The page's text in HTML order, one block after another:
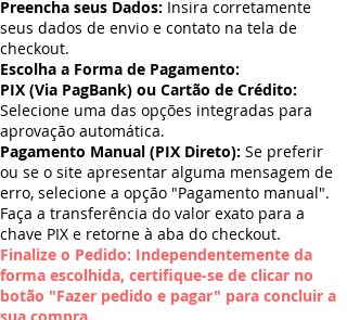
Preencha seus Dados: Insira corretamente
seus dados de envio e contato na tela de
checkout.
Escolha a Forma de Pagamento:
PIX (Via PagBank) ou Cartão de Crédito:
Selecione uma das opções integradas para
aprovação automática.
Pagamento Manual (PIX Direto): Se preferir
ou se o site apresentar alguma mensagem de
erro, selecione a opção "Pagamento manual".
Faça a transferência do valor exato para a
chave PIX e retorne à aba do checkout.
Finalize o Pedido: Independentemente da
forma escolhida, certifique-se de clicar no
botão "Fazer pedido e pagar" para concluir a